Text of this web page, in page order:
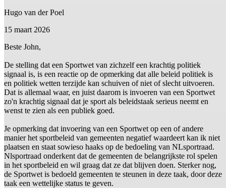
Hugo van der Poel
15 maart 2026
Beste John,
De stelling dat een Sportwet van zichzelf een krachtig politiek
signaal is, is een reactie op de opmerking dat alle beleid politiek is
en politiek wetten terzijde kan schuiven of niet of slecht uitvoeren.
Dat is allemaal waar, en juist daarom is invoeren van een Sportwet
zo'n krachtig signaal dat je sport als beleidstaak serieus neemt en
wenst te zien als een publiek goed.
Je opmerking dat invoering van een Sportwet op een of andere
manier het sportbeleid van gemeenten negatief waardeert kan ik niet
plaatsen en staat sowieso haaks op de bedoeling van NLsportraad.
Nlsportraad onderkent dat de gemeenten de belangrijkste rol spelen
in het sportbeleid en wil graag dat ze dat blijven doen. Sterker nog,
de Sportwet is bedoeld gemeenten te steunen in deze taak, door deze
taak een wettelijke status te geven.